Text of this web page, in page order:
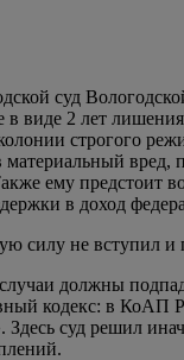
суд
в виде 2 лет
строгого
материальный вред,
ему предстоит
в доход
силу не вступил и
должны
кодекс: в КоАП
суд решил